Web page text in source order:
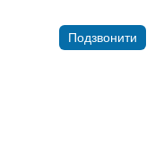
Подзвонити